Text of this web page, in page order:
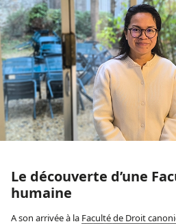
Le découverte d’une
humaine
A son arrivée à la Faculté de Droit